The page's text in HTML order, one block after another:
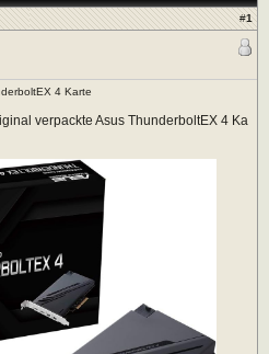
#1
4 Karte
verpackte Asus ThunderboltEX 4 Ka